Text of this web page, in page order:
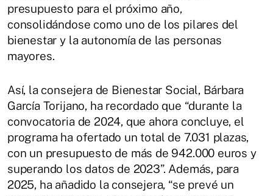
presupuesto para el próximo año,
consolidándose como uno de los pilares del
bienestar y la autonomía de las personas
mayores.
Así, la consejera de Bienestar Social, Bárbara
García Torijano, ha recordado que “durante la
convocatoria de 2024, que ahora concluye, el
programa ha ofertado un total de 7.031 plazas,
con un presupuesto de más de 942.000 euros y
superando los datos de 2023”. Además, para
2025, ha añadido la consejera, “se prevé un